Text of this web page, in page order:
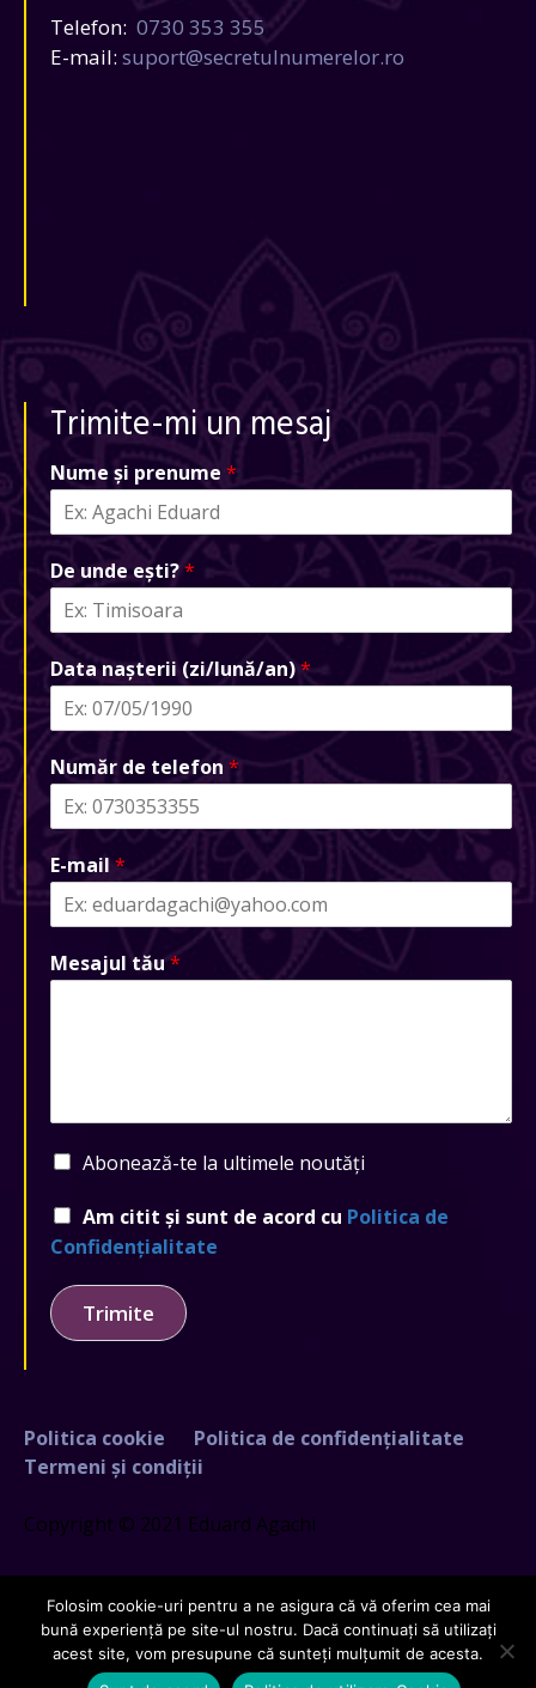
Telefon: 0730 353 355
E-mail: suport@secretulnumerelor.ro
Trimite-mi un mesaj
Nume și prenume *
De unde ești?*
Data nașterii (zi/lună/an)*
Număr de telefon *
E-mail *
Mesajul tău*
Abonează-te la ultimele noutăți
Am citit și sunt de acord cu Politica de
Confidențialitate
Trimite
Politica cookie
Politica de confidențialitate
Termeni și condiții
Copyright © 2021 Eduard Agachi
Creat deGDCloud.io
Folosim cookie-uri pentru a ne asigura că vă oferim cea mai
bună experiență pe site-ul nostru. Dacă continuați să utilizați
acest site, vom presupune că sunteți mulțumit de acesta.